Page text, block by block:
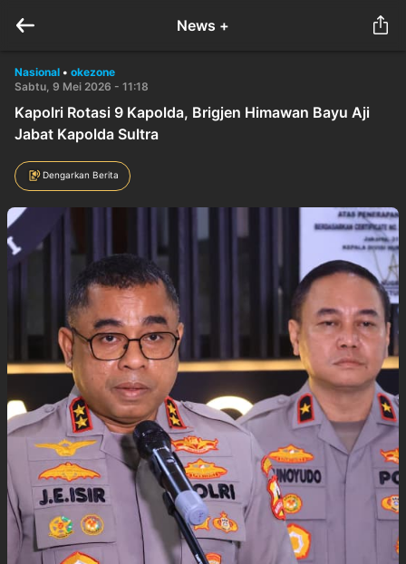
News +
Nasional • okezone
Sabtu, 9 Mei 2026 - 11:18
Kapolri Rotasi 9 Kapolda, Brigjen Himawan Bayu Aji
Jabat Kapolda Sultra
Dengarkan Berita